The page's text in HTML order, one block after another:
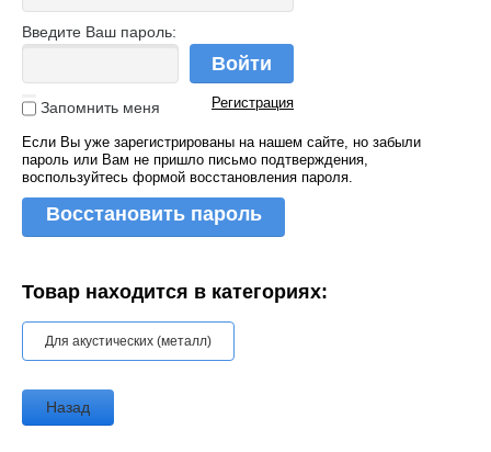
Введите Ваш пароль:
Войти
Запомнить меня Регистрация
Если Вы уже зарегистрированы на нашем сайте, но забыли
пароль или Вам не пришло письмо подтверждения,
воспользуйтесь формой восстановления пароля.
Восстановить пароль
Товар находится в категориях:
Для акустических (металл)
Назад